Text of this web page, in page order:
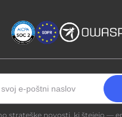
strateške novosti, ki štejejo —